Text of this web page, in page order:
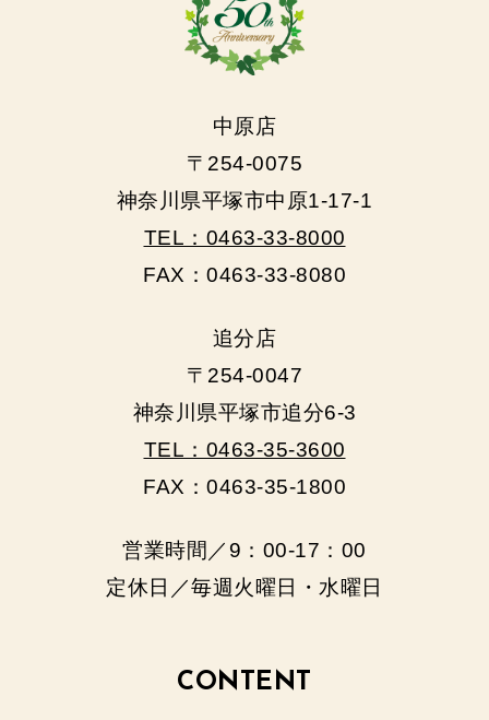
中原店
〒254-0075
神奈川県平塚市中原1-17-1
TEL：0463-33-8000
FAX：0463-33-8080
追分店
〒254-0047
神奈川県平塚市追分6-3
TEL：0463-35-3600
FAX：0463-35-1800
営業時間／9：00‐17：00
定休日／毎週火曜日・水曜日
CONTENT